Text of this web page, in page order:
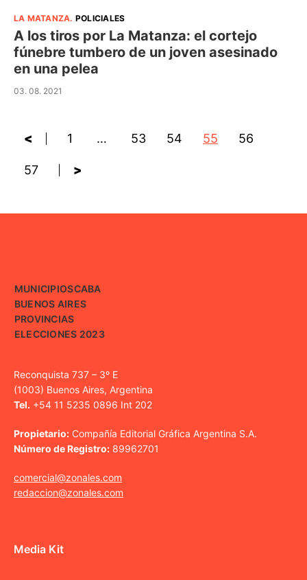
LA MATANZA. POLICIALES
A los tiros por La Matanza: el cortejo
fúnebre tumbero de un joven asesinado
en una pelea
03. 08. 2021
< 1 … 53 54 55 56
57 >
MUNICIPIOSCABA
BUENOS AIRES
PROVINCIAS
ELECCIONES 2023
Reconquista 737 – 3º E
(1003) Buenos Aires, Argentina
Tel. +54 11 5235 0896 Int 202
Propietario: Compañía Editorial Gráfica Argentina S.A.
Número de Registro: 89962701
comercial@zonales.com
redaccion@zonales.com
Media Kit